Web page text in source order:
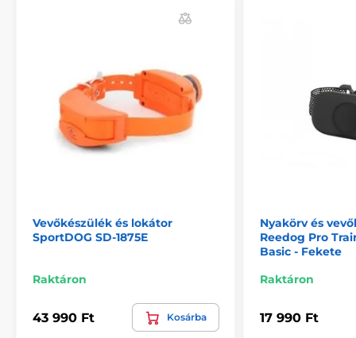
Vevőkészülék és lokátor
SportDOG SD-1875E
Raktáron
43 990 Ft Kosárba
Nyakörv és
Reedog Pro
Basic - Fekete
Raktáron
17 990 Ft